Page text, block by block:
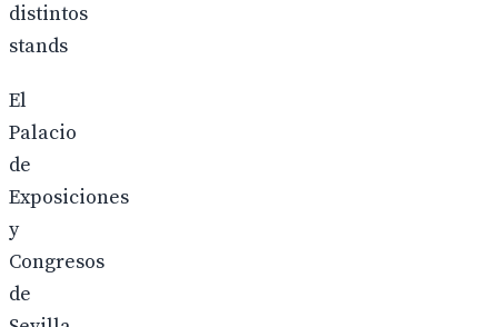
distintos
stands
El
Palacio
de
Exposiciones
y
Congresos
de